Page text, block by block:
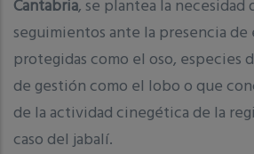
Cantabria, se plantea la
seguimientos ante la presencia de
protegidas como el oso, especies
de gestión como el lobo o que
de la actividad cinegética de la
caso del jabalí.